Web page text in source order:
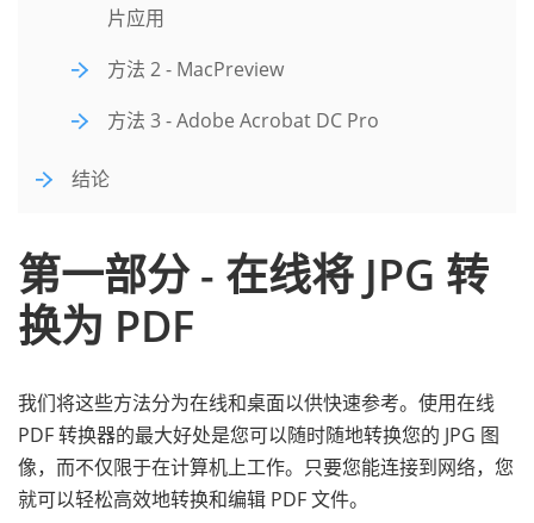
片应用
方法 2 - MacPreview
方法 3 - Adobe Acrobat DC Pro
结论
第一部分 - 在线将 JPG 转
换为 PDF
我们将这些方法分为在线和桌面以供快速参考。使用在线
PDF 转换器的最大好处是您可以随时随地转换您的 JPG 图
像，而不仅限于在计算机上工作。只要您能连接到网络，您
就可以轻松高效地转换和编辑 PDF 文件。